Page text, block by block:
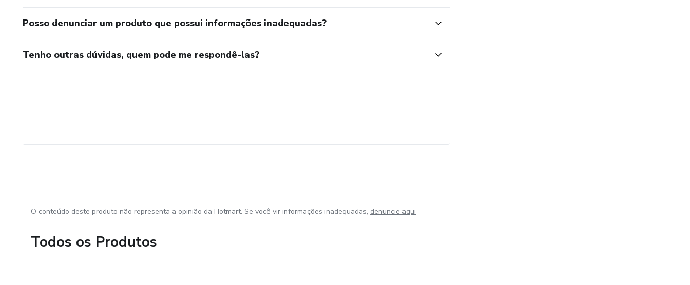
Posso denunciar um produto que possui informações inadequadas?
Tenho outras dúvidas, quem pode me respondê-las?
O conteúdo deste produto não representa a opinião da Hotmart. Se você vir informações inadequadas, denuncie aqui
Todos os Produtos